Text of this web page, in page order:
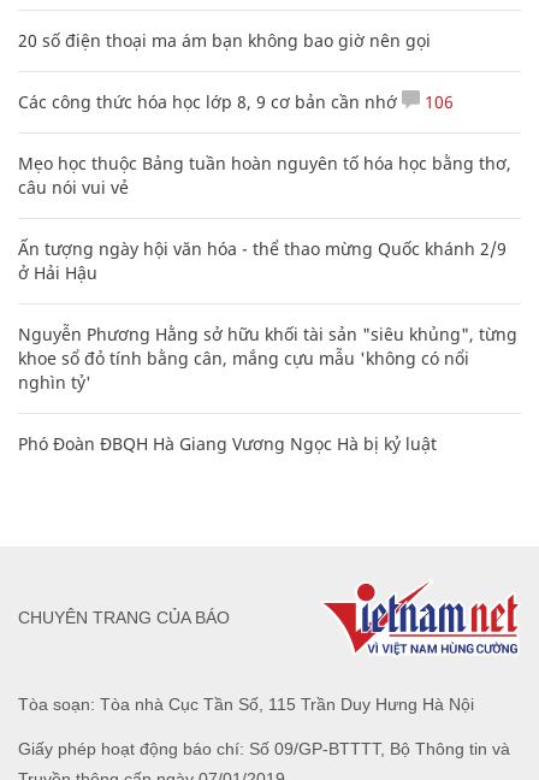
20 số điện thoại ma ám bạn không bao giờ nên gọi
Các công thức hóa học lớp 8, 9 cơ bản cần nhớ 106
Mẹo học thuộc Bảng tuần hoàn nguyên tố hóa học bằng thơ,
câu nói vui vẻ
Ấn tượng ngày hội văn hóa - thể thao mừng Quốc khánh 2/9
ở Hải Hậu
Nguyễn Phương Hằng sở hữu khối tài sản "siêu khủng", từng
khoe sổ đỏ tính bằng cân, mắng cựu mẫu 'không có nổi
nghìn tỷ'
Phó Đoàn ĐBQH Hà Giang Vương Ngọc Hà bị kỷ luật
Tòa soạn: Tòa nhà Cục Tần Số, 115 Trần Duy Hưng Hà Nội
Giấy phép hoạt động báo chí: Số 09/GP-BTTTT, Bộ Thông tin và
CHUYÊN TRANG CỦA BÁO